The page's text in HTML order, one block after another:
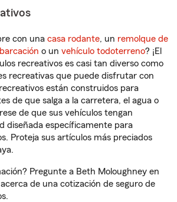
con una casa rodante, un remolque de
o un vehículo todoterreno? ¡El
recreativos es casi tan diverso como
recreativas que puede disfrutar con
están construidos para
de que salga a la carretera, el agua o
de que sus vehículos tengan
diseñada específicamente para
Proteja sus artículos más preciados
Pregunte a Beth Moloughney en
de una cotización de seguro de